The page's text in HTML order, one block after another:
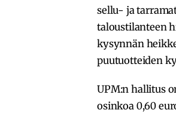
sellu- ja
taloustilanteen
kysynnän
puutuotteiden
UPM:n hallitus
osinkoa 0,60